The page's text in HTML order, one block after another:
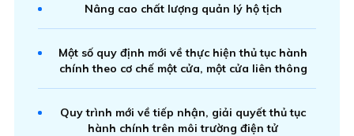
Nâng cao chất lượng quản lý hộ tịch
Một số quy định mới về thực hiện thủ tục hành
chính theo cơ chế một cửa, một cửa liên thông
Quy trình mới về tiếp nhận, giải quyết thủ tục
hành chính trên môi trường điện tử